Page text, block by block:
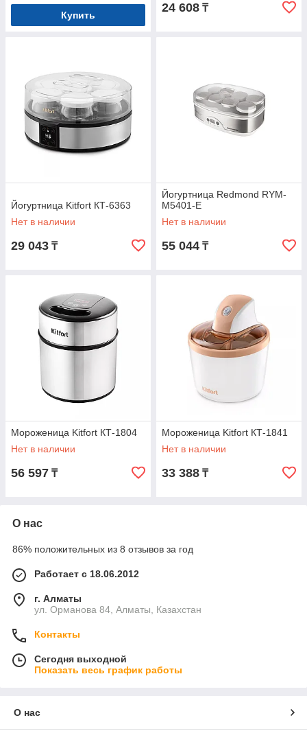
Купить
24 608 ₸
Йогуртница Kitfort КТ-6363
Нет в наличии
29 043 ₸
Йогуртница Redmond RYM-
M5401-E
Нет в наличии
55 044 ₸
Мороженица Kitfort КТ-1804
Нет в наличии
56 597 ₸
Мороженица Kitfort КТ-1841
Нет в наличии
33 388 ₸
О нас
86% положительных из 8 отзывов за год
Работает с 18.06.2012
г. Алматы
ул. Орманова 84, Алматы, Казахстан
Контакты
Сегодня выходной
Показать весь график работы
О нас